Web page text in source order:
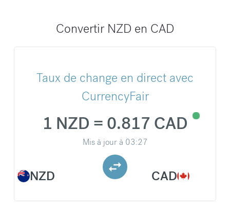
Convertir NZD en CAD
Taux de change en direct avec
CurrencyFair
NZD
1 NZD = 0.817 CAD
Mis à jour à 03:27
CAD